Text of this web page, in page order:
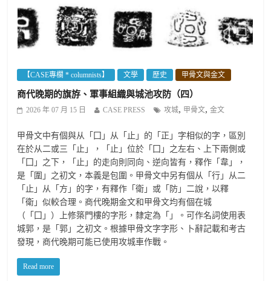
【CASE專欄 * columnists】 文學 歷史 甲骨文與金文
商代晚期的旗斿、軍事組織與城池攻防（四）
2026 年 07 月 15 日 CASE PRESS 攻城, 甲骨文,金文
甲骨文中有個與从「囗」从「止」的「正」字相似的字，區別
在於从二或三「止」，「止」位於「囗」之左右、上下兩側或
「囗」之下，「止」的走向則同向、逆向皆有，釋作「韋」，
是「圍」之初文，本義是包圍。甲骨文中另有個从「行」从二
「止」从「方」的字，有釋作「衛」或「防」二說，以釋
「衛」似較合理。商代晚期金文和甲骨文均有個在城
（「囗」）上修築門樓的字形，隸定為「」。可作名詞使用表
城郭，是「郭」之初文。根據甲骨文字字形、卜辭記載和考古
發現，商代晚期可能已使用攻城車作戰。
Read more